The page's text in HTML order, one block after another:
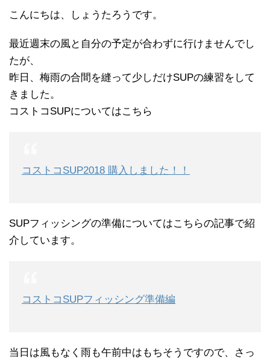
こんにちは、しょうたろうです。
最近週末の風と自分の予定が合わずに行けませんでし
たが、
昨日、梅雨の合間を縫って少しだけSUPの練習をして
きました。
コストコSUPについてはこちら
コストコSUP2018 購入しました！！
SUPフィッシングの準備についてはこちらの記事で紹
介しています。
コストコSUPフィッシング準備編
当日は風もなく雨も午前中はもちそうですので、さっ